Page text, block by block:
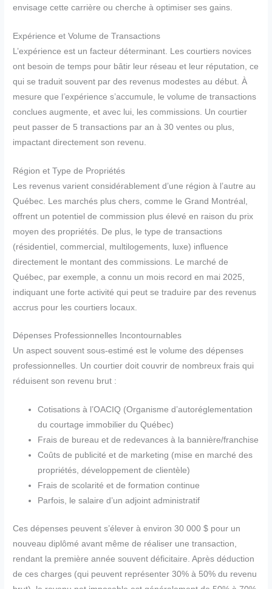
envisage cette carrière ou cherche à optimiser ses gains.
Expérience et Volume de Transactions
L’expérience est un facteur déterminant. Les courtiers novices
ont besoin de temps pour bâtir leur réseau et leur réputation, ce
qui se traduit souvent par des revenus modestes au début. À
mesure que l’expérience s’accumule, le volume de transactions
conclues augmente, et avec lui, les commissions. Un courtier
peut passer de 5 transactions par an à 30 ventes ou plus,
impactant directement son revenu.
Région et Type de Propriétés
Les revenus varient considérablement d’une région à l’autre au
Québec. Les marchés plus chers, comme le Grand Montréal,
offrent un potentiel de commission plus élevé en raison du prix
moyen des propriétés. De plus, le type de transactions
(résidentiel, commercial, multilogements, luxe) influence
directement le montant des commissions. Le marché de
Québec, par exemple, a connu un mois record en mai 2025,
indiquant une forte activité qui peut se traduire par des revenus
accrus pour les courtiers locaux.
Dépenses Professionnelles Incontournables
Un aspect souvent sous-estimé est le volume des dépenses
professionnelles. Un courtier doit couvrir de nombreux frais qui
réduisent son revenu brut :
Cotisations à l’OACIQ (Organisme d’autoréglementation
du courtage immobilier du Québec)
Frais de bureau et de redevances à la bannière/franchise
Coûts de publicité et de marketing (mise en marché des
propriétés, développement de clientèle)
Frais de scolarité et de formation continue
Parfois, le salaire d’un adjoint administratif
Ces dépenses peuvent s’élever à environ 30 000 $ pour un
nouveau diplômé avant même de réaliser une transaction,
rendant la première année souvent déficitaire. Après déduction
de ces charges (qui peuvent représenter 30% à 50% du revenu